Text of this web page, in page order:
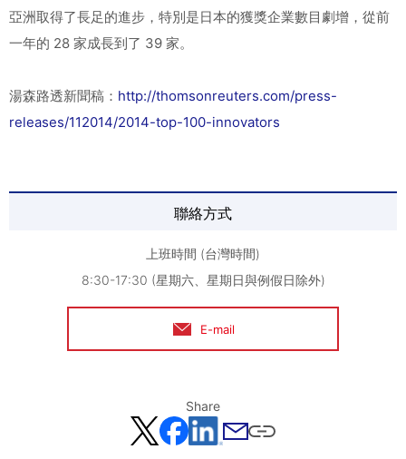
亞洲取得了長足的進步，特別是日本的獲獎企業數目劇增，從前
一年的 28 家成長到了 39 家。
湯森路透新聞稿： http://thomsonreuters.com/press-
releases/112014/2014-top-100-innovators
聯絡方式
上班時間 (台灣時間)
8:30-17:30 (星期六、星期日與例假日除外)
E-mail
Share